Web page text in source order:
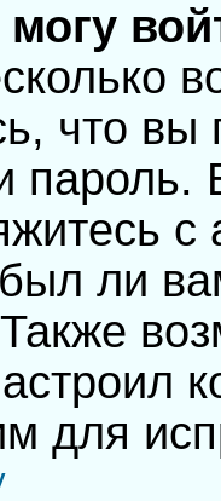
что
ли
для